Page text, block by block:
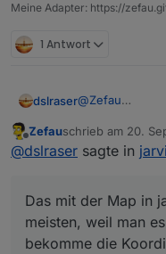
Meine Adapter: https://
1 Antwort
dslraser@Zefau
die alias
die nutze ich
Das mit der
weil man es
die
Offline
Zefauschrieb am 20.
zuletzt editiert von
@dslraser sagte in
Das mit der Map in
meisten, weil man
bekomme die